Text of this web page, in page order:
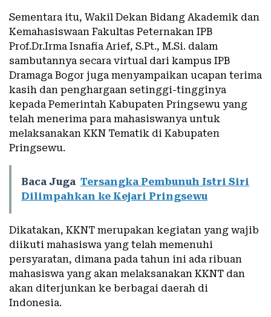
Sementara itu, Wakil Dekan Bidang Akademik dan
Kemahasiswaan Fakultas Peternakan IPB
Prof.Dr.Irma Isnafia Arief, S.Pt., M.Si. dalam
sambutannya secara virtual dari kampus IPB
Dramaga Bogor juga menyampaikan ucapan terima
kasih dan penghargaan setinggi-tingginya
kepada Pemerintah Kabupaten Pringsewu yang
telah menerima para mahasiswanya untuk
melaksanakan KKN Tematik di Kabupaten
Pringsewu.
Baca Juga Tersangka Pembunuh Istri Siri
Dilimpahkan ke Kejari Pringsewu
Dikatakan, KKNT merupakan kegiatan yang wajib
diikuti mahasiswa yang telah memenuhi
persyaratan, dimana pada tahun ini ada ribuan
mahasiswa yang akan melaksanakan KKNT dan
akan diterjunkan ke berbagai daerah di
Indonesia.